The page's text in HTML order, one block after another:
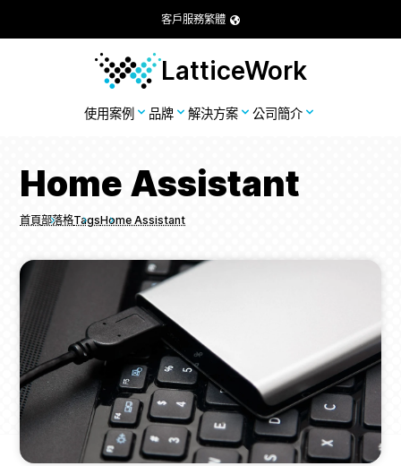
客戶服務繁體
LatticeWork
使用案例 品牌 解決方案 公司簡介
Home Assistant
Breadcrumbs
首頁部落格TagsHome Assistant